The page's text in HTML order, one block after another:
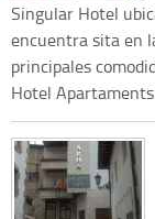
Singular Hotel
encuentra sita en
principales
Hotel Apartaments